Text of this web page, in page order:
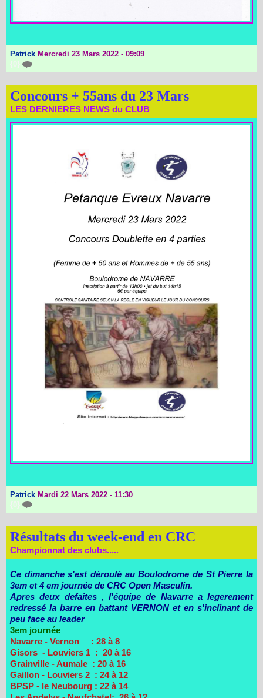
Patrick Mercredi 23 Mars 2022 - 09:09
{0}
Concours + 55ans du 23 Mars
LES DERNIERES NEWS du CLUB
Patrick Mardi 22 Mars 2022 - 11:30
{0}
Résultats du week-end en CRC
Championnat des clubs.....
Ce dimanche s'est déroulé au Boulodrome de St Pierre la
3em et 4 em journée de CRC Open Masculin.
Apres deux defaites , l'équipe de Navarre a legerement
redressé la barre en battant VERNON et en s'inclinant de
peu face au leader
3em journée
Navarre - Vernon : 28 à 8
Gisors - Louviers 1 : 20 à 16
Grainville - Aumale : 20 à 16
Gaillon - Louviers 2 : 24 à 12
BPSP - le Neubourg : 22 à 14